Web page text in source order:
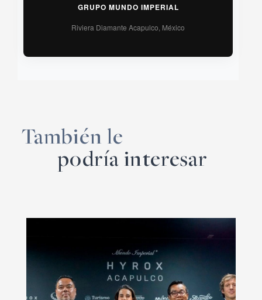
GRUPO MUNDO IMPERIAL
Riviera Diamante Acapulco, México
También le
podría interesar